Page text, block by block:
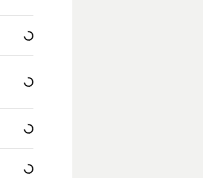
Loading...
Loading...
Loading...
Loading...